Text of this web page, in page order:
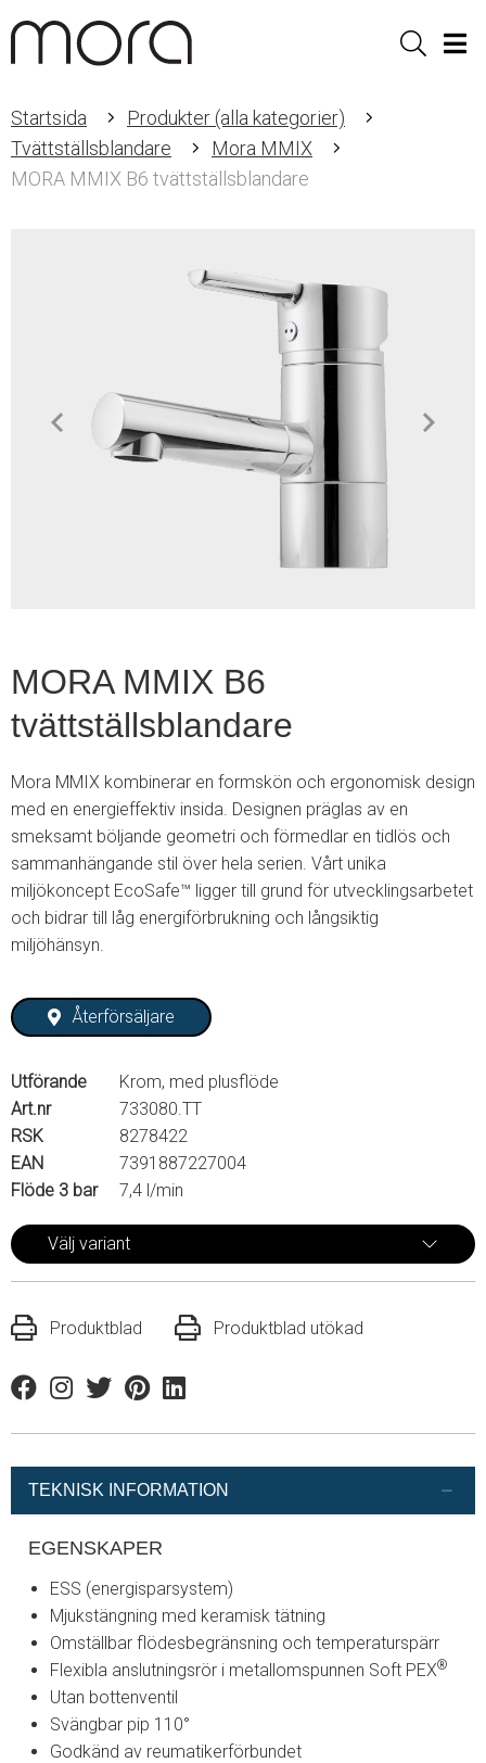
Sök
Startsida
Produkter (alla kategorier)
Tvättställsblandare
Mora MMIX
MORA MMIX B6 tvättställsblandare
MORA MMIX B6
tvättställsblandare
Mora MMIX kombinerar en formskön och ergonomisk design
med en energieffektiv insida. Designen präglas av en
smeksamt böljande geometri och förmedlar en tidlös och
sammanhängande stil över hela serien. Vårt unika
miljökoncept EcoSafe™ ligger till grund för utvecklingsarbetet
och bidrar till låg energiförbrukning och långsiktig
miljöhänsyn.
Återförsäljare
Utförande
Krom, med plusflöde
Art.nr
733080.TT
RSK
8278422
EAN
7391887227004
Flöde 3 bar
7,4 l/min
Välj variant
Produktblad Produktblad utökad
FacebookInstagram
TwitterPinterestLinkedin
TEKNISK INFORMATION
EGENSKAPER
ESS (energisparsystem)
Mjukstängning med keramisk tätning
Omställbar flödesbegränsning och temperaturspärr
Flexibla anslutningsrör i metallomspunnen Soft PEX®
Utan bottenventil
Svängbar pip 110°
Godkänd av reumatikerförbundet